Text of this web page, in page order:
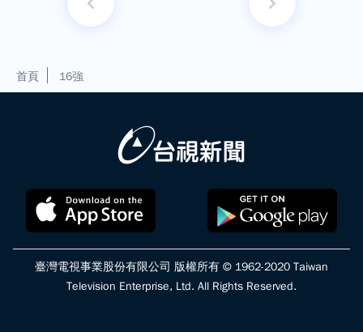
首頁 16強
臺灣電視事業股份有限公司 版權所有 © 1962-2020 Taiwan
Television Enterprise, Ltd. All Rights Reserved.